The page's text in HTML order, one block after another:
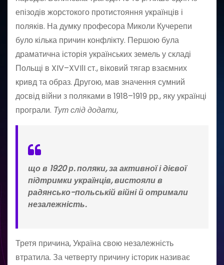
епізодів жорстокого протистояння українців і
поляків. На думку професора Миколи Кучерепи
було кілька причин конфлікту. Першою була
драматична історія українських земель у складі
Польщі в XIV–XVIІI ст., віковий тягар взаємних
кривд та образ. Другою, мав значення сумний
досвід війни з поляками в 1918–1919 рр., яку українці
програли. Тут слід додати,
що в 1920 р. поляки, за активної і дієвої
підтримки українців, вистояли в
радянсько-польській війні й отримали
незалежність.
Третя причина, Україна свою незалежність
втратила. За четверту причину історик називає